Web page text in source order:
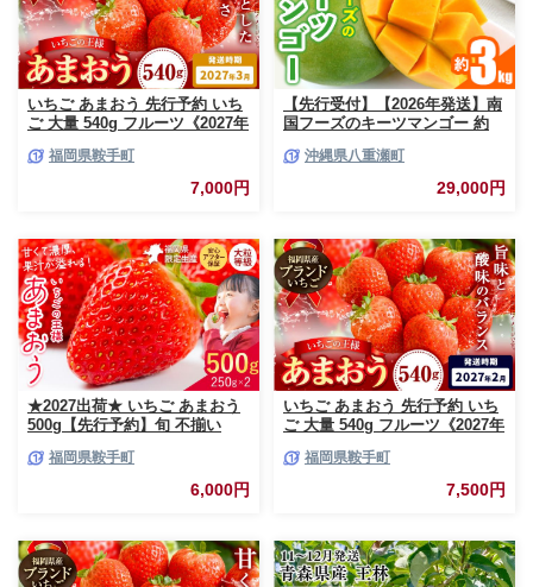
いちご あまおう 先行予約 いち
ご 大量 540g フルーツ《2027年
だもの 果物 福岡県 鞍手町【配
福岡県鞍手町
7,000円
【先行受付】【2026年発送】南
国フーズのキーツマンゴー 約
南国フルーツ 旬の味覚 沖縄県
産 国産マンゴー 希少種 オスス
沖縄県八重瀬町
29,000円
★2027出荷★ いちご あまおう
500g【先行予約】旬 不揃い
中旬-3月中旬頃出荷》福岡名産
品 果物 くだもの フルーツ いち
ご 苺 イチゴ【配送不可地域:離
福岡県鞍手町
6,000円
いちご あまおう 先行予約 いち
ご 大量 540g フルーツ《2027年
だもの 果物 福岡県 鞍手町【配
福岡県鞍手町
7,500円